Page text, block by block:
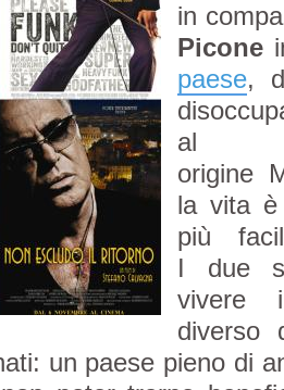
in
Picone
paese,
al
origine
la vita
più
I due
vivere
diverso
un paese pieno di